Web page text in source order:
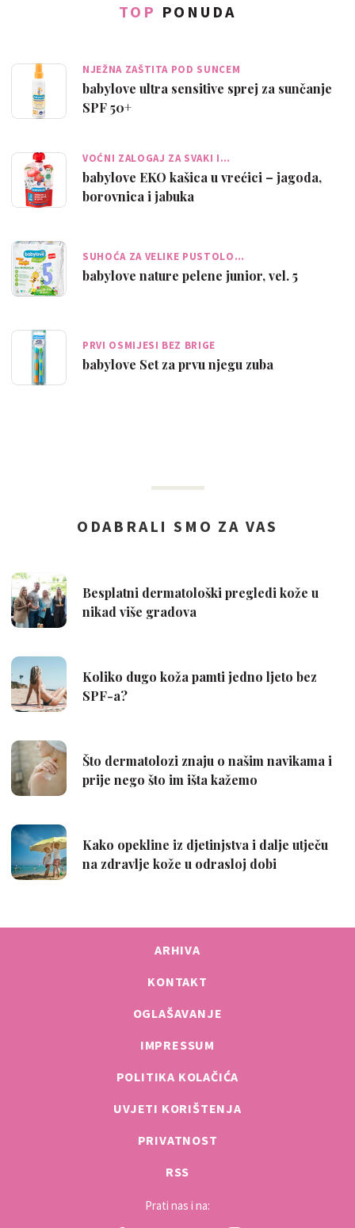
TOP PONUDA
NJEŽNA ZAŠTITA POD SUNCEM
babylove ultra sensitive sprej za sunčanje
SPF 50+
VOĆNI ZALOGAJ ZA SVAKI I…
babylove EKO kašica u vrećici – jagoda,
borovnica i jabuka
SUHOĆA ZA VELIKE PUSTOLO…
babylove nature pelene junior, vel. 5
PRVI OSMIJESI BEZ BRIGE
babylove Set za prvu njegu zuba
ARHIVA
KONTAKT
OGLAŠAVANJE
IMPRESSUM
POLITIKA KOLAČIĆA
UVJETI KORIŠTENJA
PRIVATNOST
RSS
Prati nas i na: